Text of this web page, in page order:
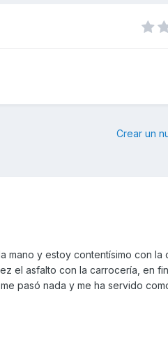
Crear un
y estoy contentísimo con la
el asfalto con la carrocería, en
pasó nada y me ha servido